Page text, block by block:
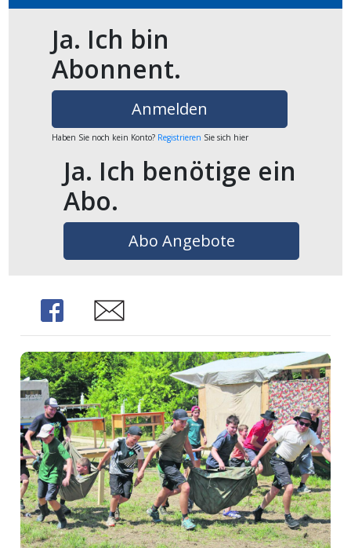
Ja. Ich bin
Abonnent.
Anmelden
Haben Sie noch kein Konto? Registrieren Sie sich hier
Ja. Ich benötige ein
Abo.
Abo Angebote
Share Share